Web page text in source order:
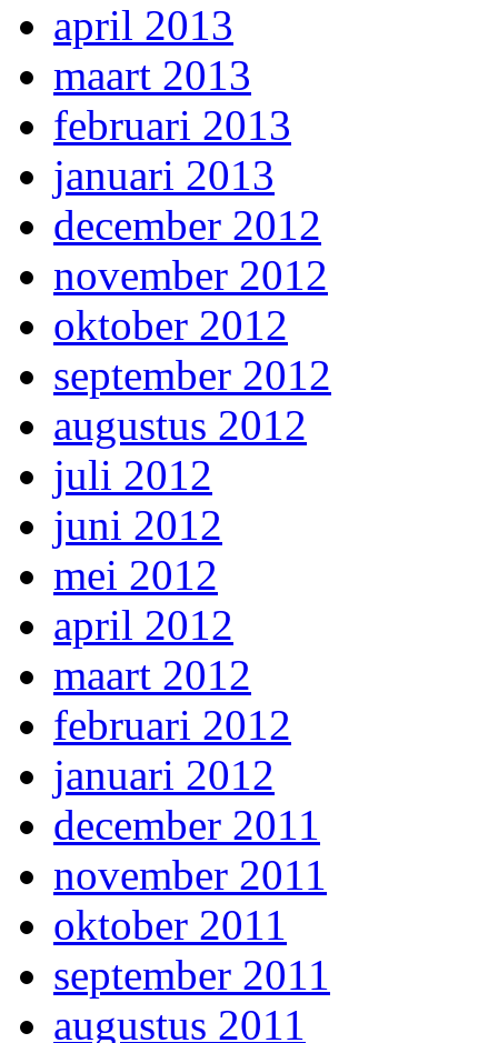
april 2013
maart 2013
februari 2013
januari 2013
december 2012
november 2012
oktober 2012
september 2012
augustus 2012
juli 2012
juni 2012
mei 2012
april 2012
maart 2012
februari 2012
januari 2012
december 2011
november 2011
oktober 2011
september 2011
augustus 2011